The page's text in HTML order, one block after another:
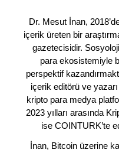
Dr. Mesut İnan,
içerik üreten bir
gazetecisidir.
para ekosistemiyle
perspektif
içerik editörü ve
kripto para medya
2023 yılları arasında
ise COINTURK’te
İnan, Bitcoin üzerine